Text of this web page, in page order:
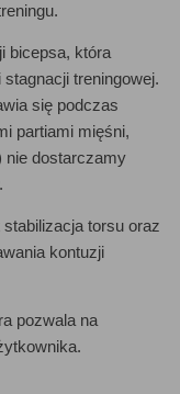
bicepsa, która
treningowej.
się podczas
partiami mięśni,
nie dostarczamy
torsu oraz
kontuzji
pozwala na